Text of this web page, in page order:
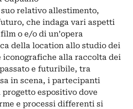
relativo allestimento,
che indaga vari aspetti
o e/o di un’opera
della location allo studio dei
alla raccolta dei
e futuribile, tra
in scena, i partecipanti
espositivo dove
e processi differenti si